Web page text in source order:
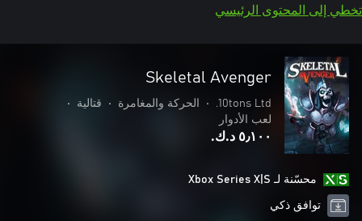
تخطي إلى المحتوى الرئيسي
Skeletal Avenger
10tons Ltd.
• الحركة والمغامرة • قتالية
•
لعب الأدوار
٥٫١٠٠ د.ك.‏
محسّنة لـ Xbox Series X|S
توافق ذكي